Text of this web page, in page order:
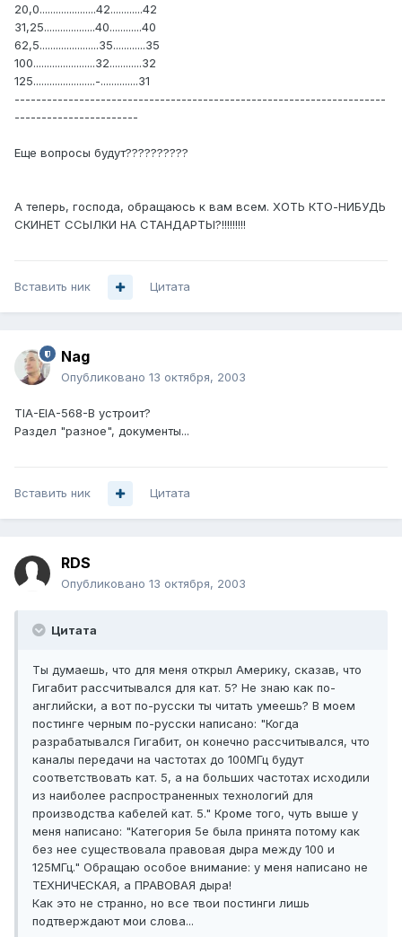
20,0.....................42............42
31,25...................40............40
62,5......................35............35
100.......................32............32
125.......................-..............31
---------------------------------------------------------------------
-----------------------
Еще вопросы будут??????????
А теперь, господа, обращаюсь к вам всем. ХОТЬ КТО-НИБУДЬ
СКИНЕТ ССЫЛКИ НА СТАНДАРТЫ?!!!!!!!!!
Вставить ник Цитата
Nag
Опубликовано 13 октября, 2003
TIA-EIA-568-B устроит?
Раздел "разное", документы...
Вставить ник Цитата
RDS
Опубликовано 13 октября, 2003
Цитата
Ты думаешь, что для меня открыл Америку, сказав, что
Гигабит рассчитывался для кат. 5? Не знаю как по-
английски, а вот по-русски ты читать умеешь? В моем
постинге черным по-русски написано: "Когда
разрабатывался Гигабит, он конечно рассчитывался, что
каналы передачи на частотах до 100МГц будут
соответствовать кат. 5, а на больших частотах исходили
из наиболее распространенных технологий для
производства кабелей кат. 5." Кроме того, чуть выше у
меня написано: "Категория 5e была принята потому как
без нее существовала правовая дыра между 100 и
125МГц." Обращаю особое внимание: у меня написано не
ТЕХНИЧЕСКАЯ, а ПРАВОВАЯ дыра!
Как это не странно, но все твои постинги лишь
подтверждают мои слова...